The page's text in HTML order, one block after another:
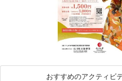
おすすめのアクティビ